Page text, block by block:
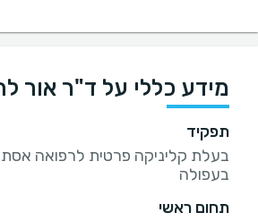
מידע כללי על ד"ר אור
תפקיד
בעלת קליניקה פרטית לרפואה
בעפולה
תחום ראשי